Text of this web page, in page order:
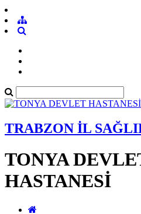
TRABZON İL
TONYA
HASTANESİ